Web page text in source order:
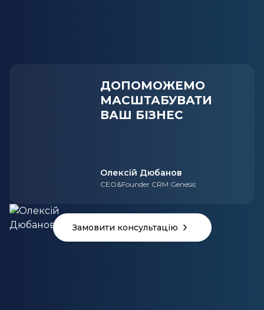
ДОПОМОЖЕМО
МАСШТАБУВАТИ
ВАШ БІЗНЕС
Олексій Дюбанов
CEO&Founder CRM Genesis
Замовити консультацію